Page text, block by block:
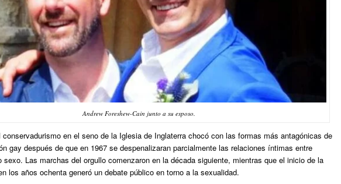
Andrew Foreshew-Cain junto a su esposo.
conservadurismo en el seno de la Iglesia de Inglaterra chocó con las formas más antagónicas de
gay después de que en 1967 se despenalizaran parcialmente las relaciones íntimas entre
sexo. Las marchas del orgullo comenzaron en la década siguiente, mientras que el inicio de la
los años ochenta generó un debate público en torno a la sexualidad.